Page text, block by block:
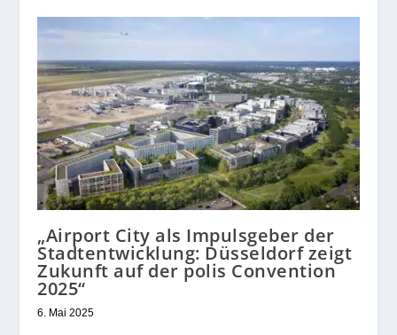
„Airport City als Impulsgeber der
Stadtentwicklung: Düsseldorf zeigt
Zukunft auf der polis Convention
2025“
6. Mai 2025